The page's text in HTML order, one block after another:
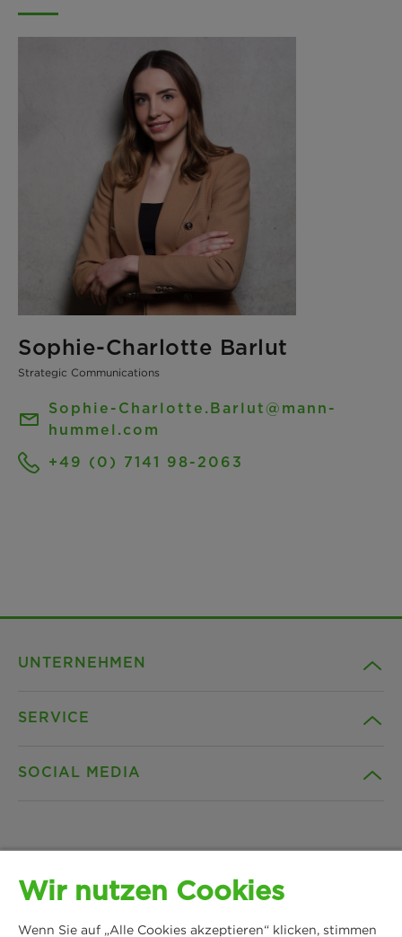
Sophie-Charlotte Barlut
Strategic Communications
Sophie-Charlotte.Barlut@mann-
hummel.com
+49 (0) 7141 98-2063
UNTERNEHMEN
News & Presse
SERVICE
Datenschutz
SOCIAL MEDIA
Instagram
Wir nutzen Cookies
Wenn Sie auf „Alle Cookies akzeptieren“ klicken, stimmen